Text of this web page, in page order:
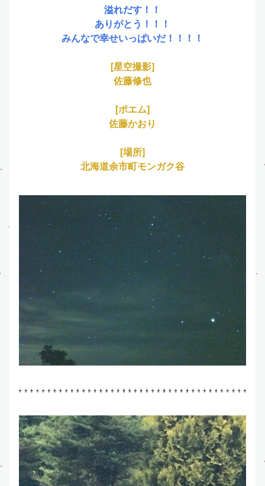
溢れだす！！
ありがとう！！！
みんなで幸せいっぱいだ！！！！
[星空撮影]
佐藤修也
[ポエム]
佐藤かおり
[場所]
北海道余市町モンガク谷